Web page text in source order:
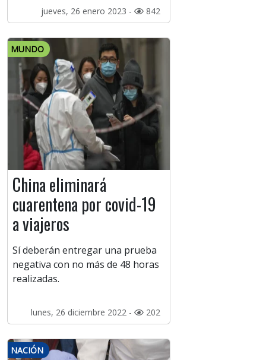
jueves, 26 enero 2023 - 842
MUNDO
China eliminará
cuarentena por covid-19
a viajeros
Sí deberán entregar una prueba
negativa con no más de 48 horas
realizadas.
lunes, 26 diciembre 2022 - 202
NACIÓN